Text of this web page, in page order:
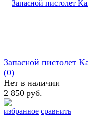
избранное сравнить
Запасной пистолет
(0)
Нет в наличии
2 850 руб.